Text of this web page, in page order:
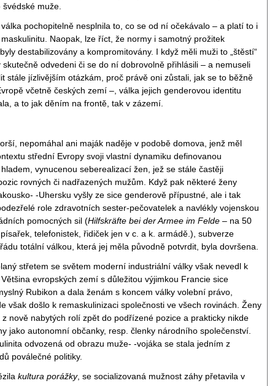
muže.
pochopitelně nesplnila to, co se od ní očekávalo – a platí to i
Naopak, lze říct, že normy i samotný prožitek
destabilizovány a kompromitovány. I když měli muži to „štěstí“
skutečně odvedeni či se do ní dobrovolně přihlásili – a nemuseli
stále jízlivějším otázkám, proč právě oni zůstali, jak se to běžně
včetně českých zemí –, válka jejich genderovou identitu
a to jak děním na frontě, tak v zázemí.
nepomáhal ani maják naděje v podobě domova, jenž měl
střední Evropy svoji vlastní dynamiku definovanou
vynucenou seberealizací žen, jež se stále častěji
rovných či nadřazených mužům. Když pak některé ženy
-Uhersku vyšly ze sice genderově přípustné, ale i tak
role zdravotních sester-pečovatelek a navlékly vojenskou
pomocných sil (Hilfskräfte bei der Armee im Felde – na 50
telefonistek, řidiček jen v c. a k. armádě.), subverze
totální válkou, která jej měla původně potvrdit, byla dovršena.
střetem se světem moderní industriální války však nevedl k
evropských zemí s důležitou výjimkou Francie sice
Rubikon a dala ženám s koncem války volební právo,
však došlo k remaskulinizaci společnosti ve všech rovinách. Ženy
z nově nabytých rolí zpět do podřízené pozice a prakticky nikde
jako autonomní občanky, resp. členky národního společenství.
odvozená od obrazu muže- -vojáka se stala jedním z
poválečné politiky.
kultura porážky, se socializovaná mužnost záhy přetavila v